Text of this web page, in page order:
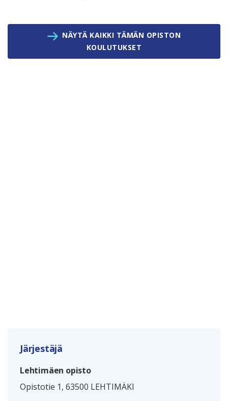
NÄYTÄ KAIKKI TÄMÄN OPISTON
KOULUTUKSET
Järjestäjä
Lehtimäen opisto
Opistotie 1, 63500 LEHTIMÄKI